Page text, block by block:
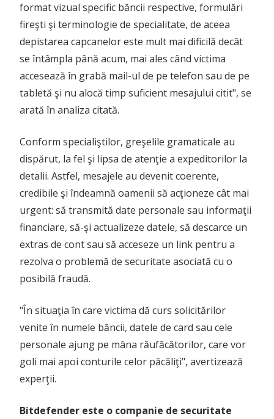
format vizual specific băncii respective, formulări
fireşti şi terminologie de specialitate, de aceea
depistarea capcanelor este mult mai dificilă decât
se întâmpla până acum, mai ales când victima
accesează în grabă mail-ul de pe telefon sau de pe
tabletă şi nu alocă timp suficient mesajului citit", se
arată în analiza citată.
Conform specialiştilor, greşelile gramaticale au
dispărut, la fel şi lipsa de atenţie a expeditorilor la
detalii. Astfel, mesajele au devenit coerente,
credibile şi îndeamnă oamenii să acţioneze cât mai
urgent: să transmită date personale sau informaţii
financiare, să-şi actualizeze datele, să descarce un
extras de cont sau să acceseze un link pentru a
rezolva o problemă de securitate asociată cu o
posibilă fraudă.
"În situaţia în care victima dă curs solicitărilor
venite în numele băncii, datele de card sau cele
personale ajung pe mâna răufăcătorilor, care vor
goli mai apoi conturile celor păcăliţi", avertizează
experţii.
Bitdefender este o companie de securitate